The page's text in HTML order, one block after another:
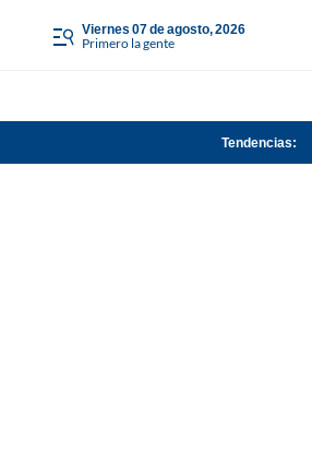
viernes 07 de agosto, 2026
Primero la gente
Tendencias: